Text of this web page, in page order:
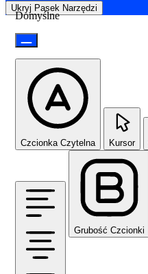
Ukryj Pasek Narzędzi
Domyślne
Czcionka Czytelna Kursor
Grubość Czcionki